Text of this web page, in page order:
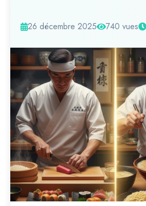
26 décembre 2025 740 vues